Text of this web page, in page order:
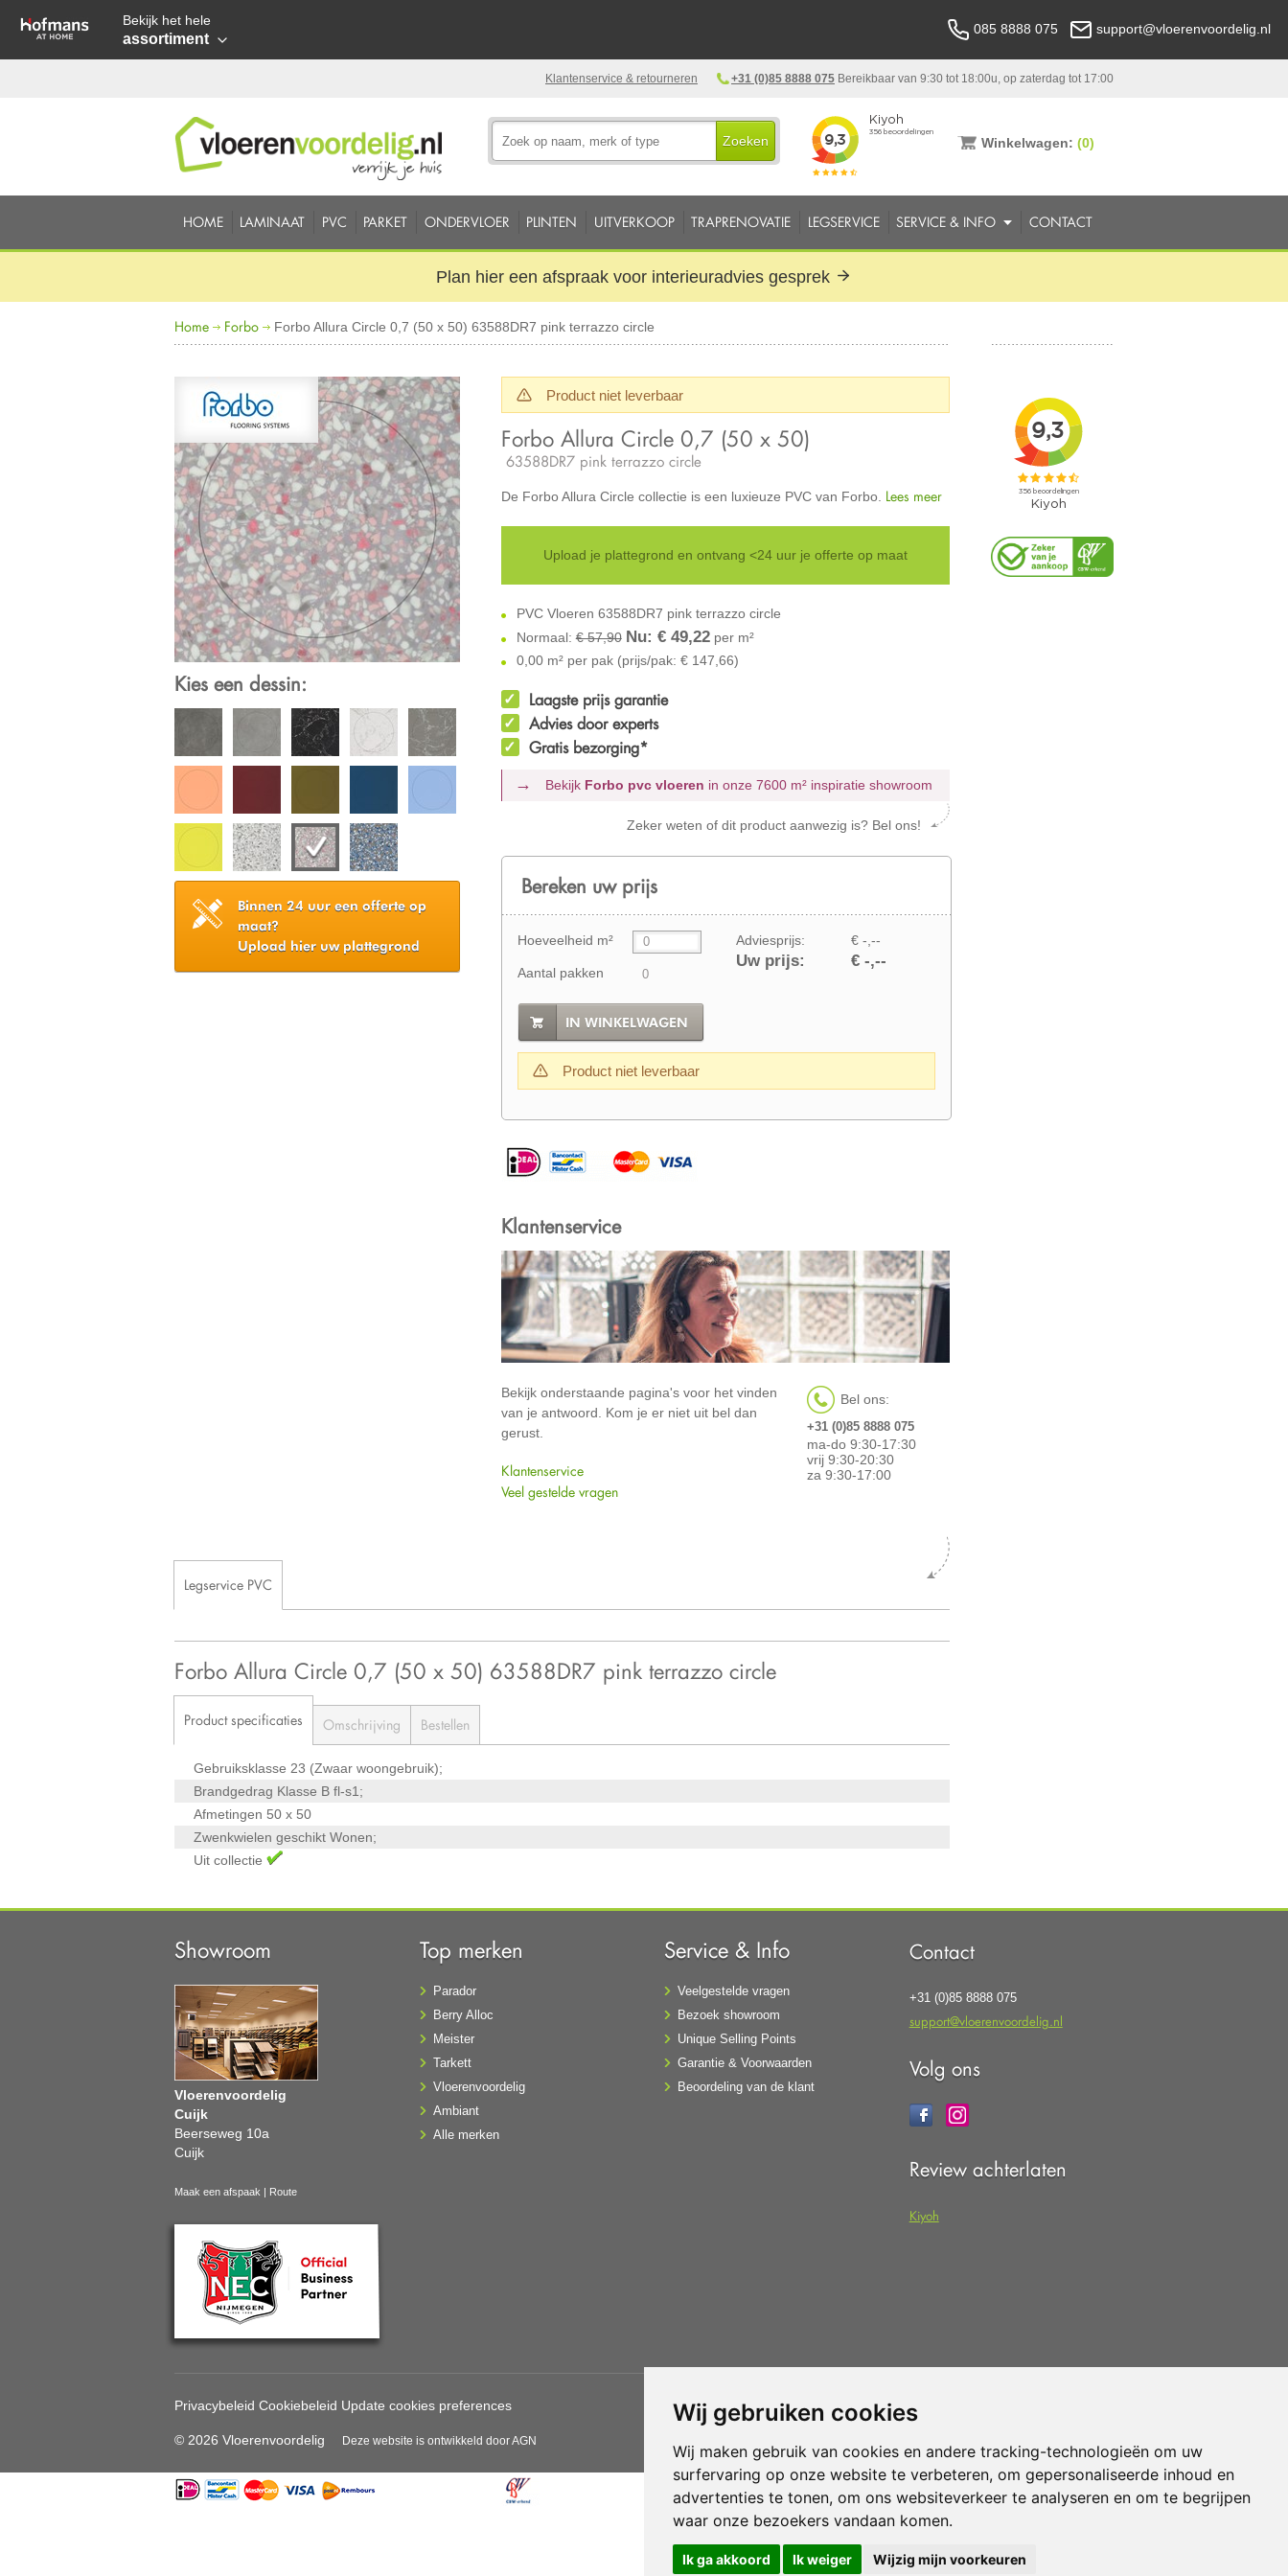
Wij gebruiken cookies
Wij maken gebruik van cookies en andere tracking-technologieën om uw
surfervaring op onze website te verbeteren, om gepersonaliseerde inhoud en
advertenties te tonen, om ons websiteverkeer te analyseren en om te begrijpen
waar onze bezoekers vandaan komen.
Ik ga akkoord Ik weiger Wijzig mijn voorkeuren
Bekijk het hele
assortiment
085 8888 075 support@vloerenvoordelig.nl
+31 (0)85 8888 075 Bereikbaar van 9:30 tot 18:00u, op zaterdag tot 17:00
Klantenservice & retourneren
Zoeken Winkelwagen: (0)
HOME LAMINAAT PVC PARKET ONDERVLOER PLINTEN UITVERKOOP TRAPRENOVATIE LEGSERVICE SERVICE & INFO CONTACT
Plan hier een afspraak voor interieuradvies gesprek
Home Forbo Forbo Allura Circle 0,7 (50 x 50) 63588DR7 pink terrazzo circle
Kies een dessin:
Binnen 24 uur een offerte op
maat?
Upload hier uw plattegrond
Product niet leverbaar
Forbo Allura Circle 0,7 (50 x 50)
63588DR7 pink terrazzo circle
De Forbo Allura Circle collectie is een luxieuze PVC van Forbo. Lees meer
Upload je plattegrond en ontvang <24 uur je offerte op maat
PVC Vloeren 63588DR7 pink terrazzo circle
Normaal:€ 57,90 Nu: € 49,22per m²
0,00 m² per pak (prijs/pak: € 147,66)
Laagste prijs garantie
Advies door experts
Gratis bezorging*
Bekijk Forbo pvc vloeren in onze 7600 m² inspiratie showroom
Zeker weten of dit product aanwezig is? Bel ons!
Bereken uw prijs
Hoeveelheid m²
Aantal pakken
Adviesprijs: € -,--
Uw prijs: € -,--
IN WINKELWAGEN
Product niet leverbaar
Klantenservice
Bekijk onderstaande pagina's voor het vinden
van je antwoord. Kom je er niet uit bel dan
gerust.
Klantenservice
Veel gestelde vragen
Bel ons:
+31 (0)85 8888 075
ma-do 9:30-17:30
vrij 9:30-20:30
za 9:30-17:00
Legservice PVC
Forbo Allura Circle 0,7 (50 x 50) 63588DR7 pink terrazzo circle
Product specificaties Omschrijving Bestellen
Gebruiksklasse 23 (Zwaar woongebruik);
Brandgedrag Klasse B fl-s1;
Afmetingen 50 x 50
Zwenkwielen geschikt Wonen;
Uit collectie
Showroom
Vloerenvoordelig
Cuijk
Beerseweg 10a
Cuijk
Maak een afspaak Route
Top merken
Parador
Berry Alloc
Meister
Tarkett
Vloerenvoordelig
Ambiant
Alle merken
Service & Info
Veelgestelde vragen
Bezoek showroom
Unique Selling Points
Garantie & Voorwaarden
Beoordeling van de klant
Contact
+31 (0)85 8888 075
support@vloerenvoordelig.nl
Volg ons
Review achterlaten
Kiyoh
Privacybeleid Cookiebeleid Update cookies preferences
© 2026 Vloerenvoordelig Deze website is ontwikkeld door AGN
Gebruik van deze site betekent dat u dealgemene voorwaarden
Vloerenvoordelig.nl is een onderdeel van